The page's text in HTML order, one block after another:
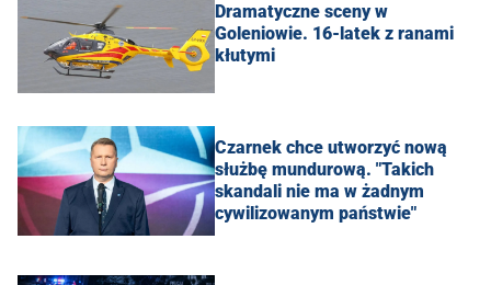
Dramatyczne sceny w
Goleniowie. 16-latek z ranami
kłutymi
Czarnek chce utworzyć nową
służbę mundurową. "Takich
skandali nie ma w żadnym
cywilizowanym państwie"